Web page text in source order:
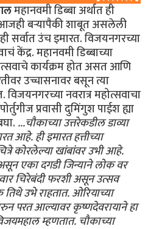
महानवमी डिब्बा अर्थात ही
बर्‍यापैकी शाबूत असलेली
सर्वात उंच इमारत. विजयनगरच्या
केंद्र. महानवमी डिब्बाच्या
कार्यक्रम होत असत आणि
उच्चासनावर बसून त्या
नवरात्र महोत्सवाचा
प्रवासी दुमिंगुश पाईश ह्या
...चौकाच्या उत्तरेकडील डाव्या
आहे. ही इमारत हत्तीच्या
कोरलेल्या खांबांवर उभी आहे.
एका दगडी जिन्याने लोक वर
चिरेबंदी फरशी असून उत्सव
उभे राहतात. ओरियाच्या
परत आल्यावर कृष्णदेवरायाने हा
म्हणतात. चौकाच्या